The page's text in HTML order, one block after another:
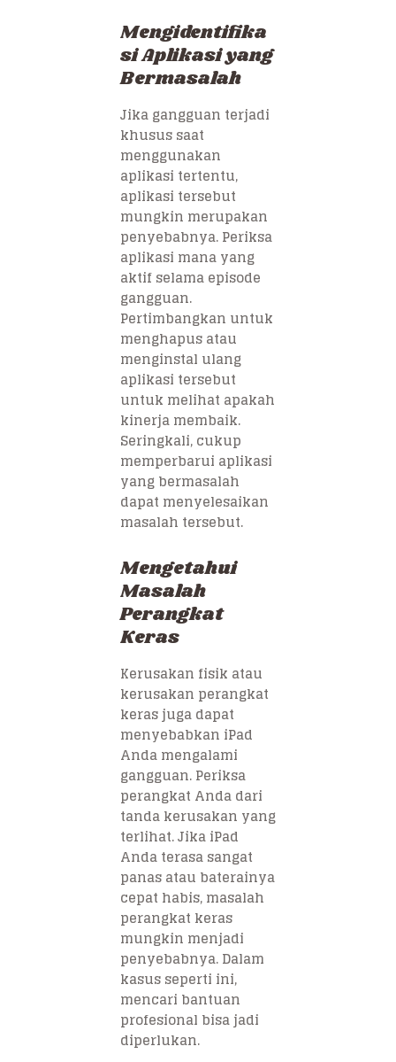
Mengidentifika
si Aplikasi yang
Bermasalah
Jika gangguan terjadi
khusus saat
menggunakan
aplikasi tertentu,
aplikasi tersebut
mungkin merupakan
penyebabnya. Periksa
aplikasi mana yang
aktif selama episode
gangguan.
Pertimbangkan untuk
menghapus atau
menginstal ulang
aplikasi tersebut
untuk melihat apakah
kinerja membaik.
Seringkali, cukup
memperbarui aplikasi
yang bermasalah
dapat menyelesaikan
masalah tersebut.
Mengetahui
Masalah
Perangkat
Keras
Kerusakan fisik atau
kerusakan perangkat
keras juga dapat
menyebabkan iPad
Anda mengalami
gangguan. Periksa
perangkat Anda dari
tanda kerusakan yang
terlihat. Jika iPad
Anda terasa sangat
panas atau baterainya
cepat habis, masalah
perangkat keras
mungkin menjadi
penyebabnya. Dalam
kasus seperti ini,
mencari bantuan
profesional bisa jadi
diperlukan.